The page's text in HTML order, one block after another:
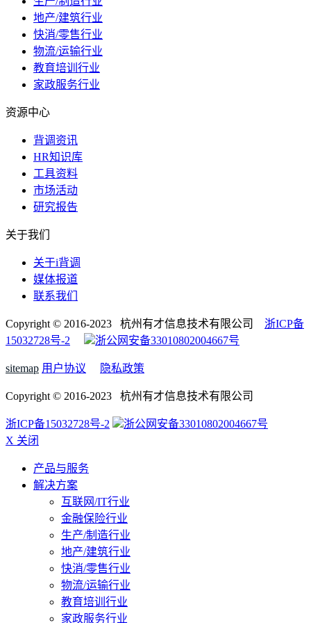
地产/建筑行业
快消/零售行业
物流/运输行业
教育培训行业
家政服务行业
资源中心
背调资讯
HR知识库
工具资料
市场活动
研究报告
关于我们
关于i背调
媒体报道
联系我们
Copyright © 2016-2023 杭州有才信息技术有限公司 浙ICP备
15032728号-2
浙公网安备33010802004667号
sitemap 用户协议 隐私政策
Copyright © 2016-2023 杭州有才信息技术有限公司
浙ICP备15032728号-2
浙公网安备33010802004667号
X 关闭
产品与服务
解决方案
互联网/IT行业
金融保险行业
生产/制造行业
地产/建筑行业
快消/零售行业
物流/运输行业
教育培训行业
家政服务行业